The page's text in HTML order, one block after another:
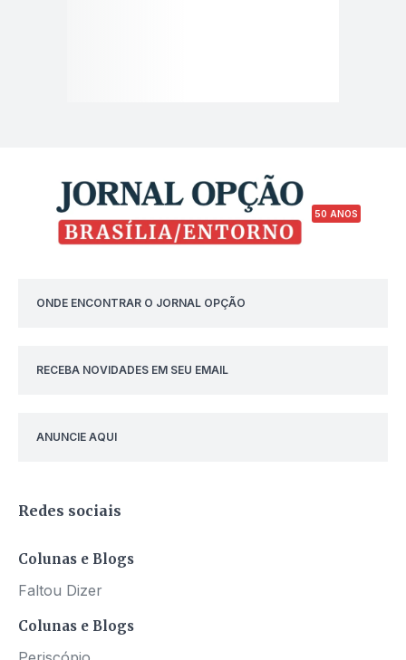
50 ANOS
ONDE ENCONTRAR O JORNAL OPÇÃO
RECEBA NOVIDADES EM SEU EMAIL
ANUNCIE AQUI
Redes sociais
Colunas e Blogs
Faltou Dizer
Colunas e Blogs